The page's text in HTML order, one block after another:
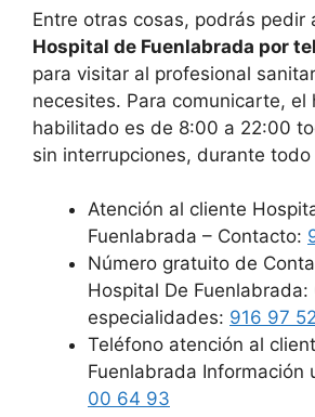
Entre otras cosas, podrás pedir
Hospital de Fuenlabrada por
para visitar al profesional
necesites. Para comunicarte, el
habilitado es de 8:00 a 22:00
sin interrupciones, durante todo
Atención al cliente
Fuenlabrada – Contacto:
Número gratuito de
Hospital De Fuenlabrada:
especialidades: 916 97
Teléfono atención al
Fuenlabrada Información
00 64 93